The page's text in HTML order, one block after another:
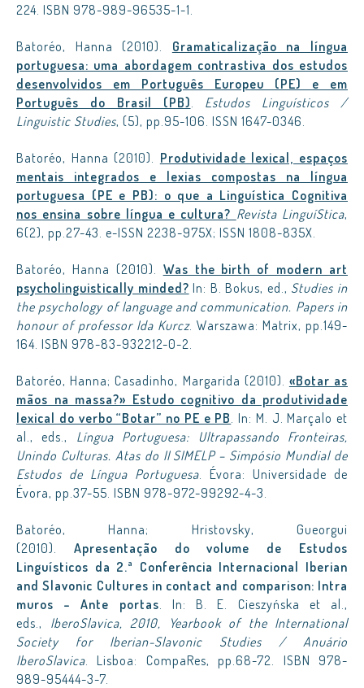
224. ISBN 978-989-96535-1-1.
Batoréo, Hanna (2010). Gramaticalização na língua
portuguesa: uma abordagem contrastiva dos estudos
desenvolvidos em Português Europeu (PE) e em
Português do Brasil (PB). Estudos Linguísticos /
Linguistic Studies, (5), pp.95-106. ISSN 1647-0346.
Batoréo, Hanna (2010). Produtividade lexical, espaços
mentais integrados e lexias compostas na língua
portuguesa (PE e PB): o que a Linguística Cognitiva
nos ensina sobre língua e cultura? Revista LinguíStica,
6(2), pp.27-43. e-ISSN 2238-975X; ISSN 1808-835X.
Batoréo, Hanna (2010). Was the birth of modern art
psycholinguistically minded? In: B. Bokus, ed., Studies in
the psychology of language and communication. Papers in
honour of professor Ida Kurcz. Warszawa: Matrix, pp.149-
164. ISBN 978-83-932212-0-2.
Batoréo, Hanna; Casadinho, Margarida (2010). «Botar as
mãos na massa?» Estudo cognitivo da produtividade
lexical do verbo “Botar” no PE e PB. In: M. J. Marçalo et
al., eds., Língua Portuguesa: Ultrapassando Fronteiras,
Unindo Culturas. Atas do II SIMELP – Simpósio Mundial de
Estudos de Língua Portuguesa. Évora: Universidade de
Évora, pp.37-55. ISBN 978-972-99292-4-3.
Batoréo, Hanna; Hristovsky, Gueorgui
(2010). Apresentação do volume de Estudos
Linguísticos da 2.ª Conferência Internacional Iberian
and Slavonic Cultures in contact and comparison: Intra
muros – Ante portas. In: B. E. Cieszyńska et al.,
eds., IberoSlavica, 2010, Yearbook of the International
Society for Iberian-Slavonic Studies / Anuário
IberoSlavica. Lisboa: CompaRes, pp.68-72. ISBN 978-
989-95444-3-7.